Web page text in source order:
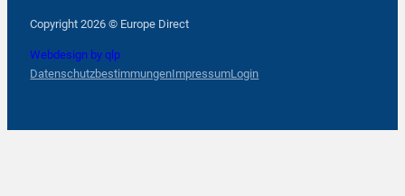
Copyright 2026 © Europe Direct
Webdesign by qlp
DatenschutzbestimmungenImpressumLogin